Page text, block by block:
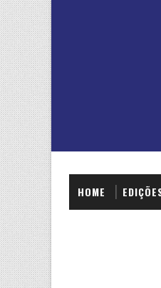
HOME